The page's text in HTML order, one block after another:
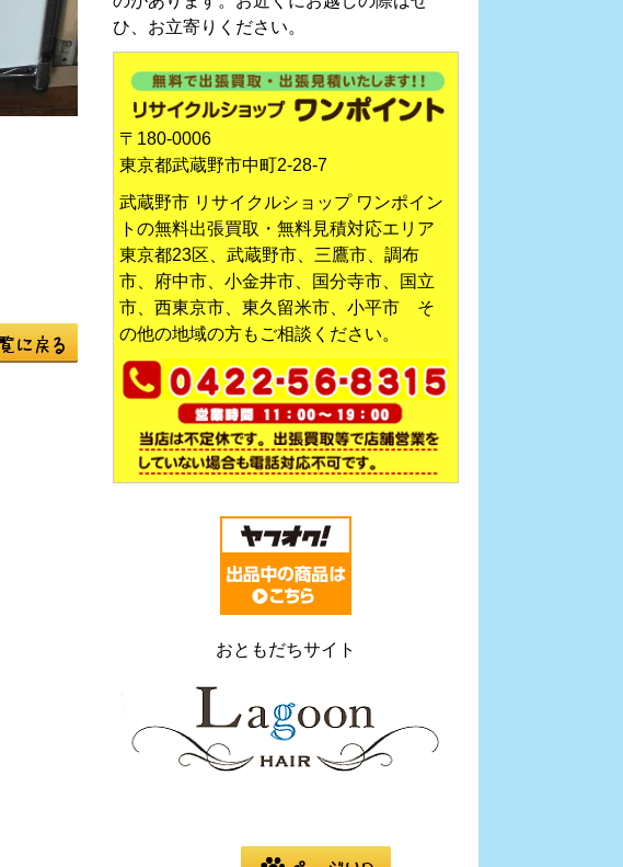
ひ、お立寄りください。
〒180-0006
東京都武蔵野市中町2-28-7
武蔵野市 リサイクルショップ ワンポイン
トの無料出張買取・無料見積対応エリア
東京都23区、武蔵野市、三鷹市、調布
市、府中市、小金井市、国分寺市、国立
市、西東京市、東久留米市、小平市 そ
の他の地域の方もご相談ください。
おともだちサイト